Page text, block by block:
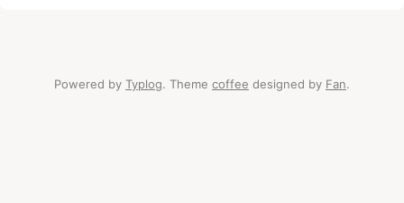
Powered by Typlog. Theme coffee designed by Fan.